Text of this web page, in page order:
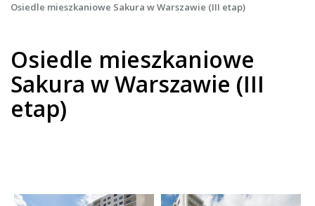
Osiedle mieszkaniowe Sakura w Warszawie (III etap)
Osiedle mieszkaniowe
Sakura w Warszawie (III
etap)